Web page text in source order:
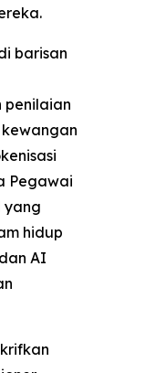
barisan
penilaian
Pegawai
yang
hidup
AI